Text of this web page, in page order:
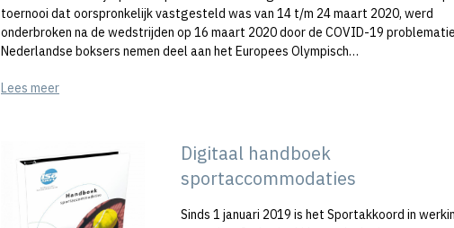
toernooi dat oorspronkelijk vastgesteld was van 14 t/m 24 maart 2020, werd
onderbroken na de wedstrijden op 16 maart 2020 door de COVID-19
Nederlandse boksers nemen deel aan het Europees Olympisch…
Lees meer
Digitaal handboek
sportaccommodaties
Sinds 1 januari 2019 is het Sportakkoord in